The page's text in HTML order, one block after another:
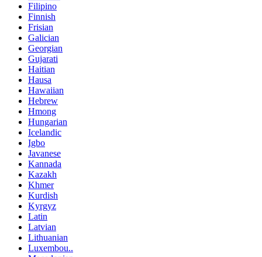
Filipino
Finnish
Frisian
Galician
Georgian
Gujarati
Haitian
Hausa
Hawaiian
Hebrew
Hmong
Hungarian
Icelandic
Igbo
Javanese
Kannada
Kazakh
Khmer
Kurdish
Kyrgyz
Latin
Latvian
Lithuanian
Luxembou..